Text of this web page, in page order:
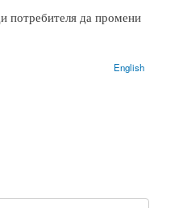
потребителя да промени
English